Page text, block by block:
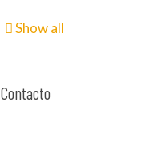
Contacto
Show all